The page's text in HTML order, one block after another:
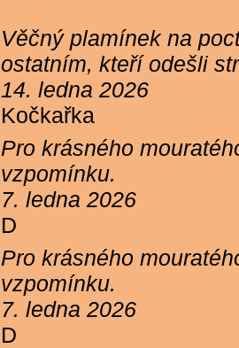
Věčný plamínek na
ostatním, kteří odešli
14. ledna 2026
Kočkařka
Pro krásného
vzpomínku.
7. ledna 2026
D
Pro krásného
vzpomínku.
7. ledna 2026
D